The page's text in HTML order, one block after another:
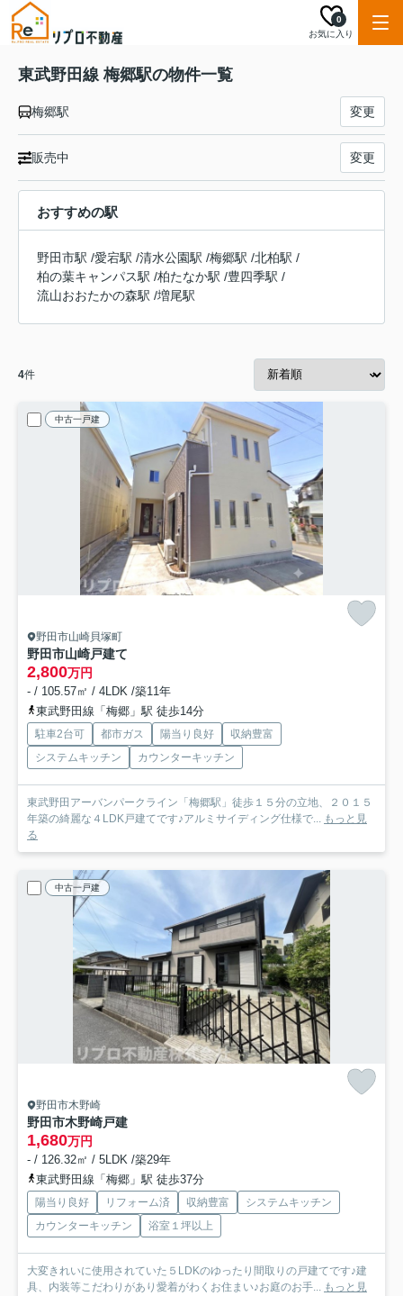
お気に入り
0
東武野田線 梅郷駅の物件一覧
梅郷駅 変更
販売中 変更
おすすめの駅
野田市駅 /愛宕駅 /清水公園駅 /梅郷駅 /北柏駅 /
柏の葉キャンパス駅 /柏たなか駅 /豊四季駅 /
流山おおたかの森駅 /増尾駅
4件
中古一戸建
野田市山崎貝塚町
野田市山崎戸建て
2,800万円
- / 105.57㎡ / 4LDK /築11年
東武野田線「梅郷」駅 徒歩14分
駐車2台可 都市ガス 陽当り良好
収納豊富
システムキッチン
カウンターキッチン
東武野田アーバンパークライン「梅郷駅」徒歩１５分の立地、２０１５
年築の綺麗な４LDK戸建てです♪アルミサイディング仕様で... もっと見
る
中古一戸建
野田市木野崎
野田市木野崎戸建
1,680万円
- / 126.32㎡ / 5LDK /築29年
東武野田線「梅郷」駅 徒歩37分
陽当り良好 リフォーム済 収納豊富
システムキッチン
カウンターキッチン
浴室１坪以上
大変きれいに使用されていた５LDKのゆったり間取りの戸建てです♪建
具、内装等こだわりがあり愛着がわくお住まい♪お庭のお手... もっと見